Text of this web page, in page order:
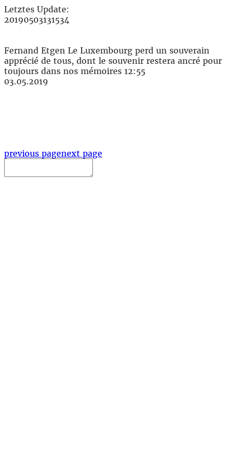
Letztes Update:
20190503131534
Fernand Etgen Le Luxembourg perd un souverain
apprécié de tous, dont le souvenir restera ancré pour
toujours dans nos mémoires 12:55
03.05.2019
previous pagenext page